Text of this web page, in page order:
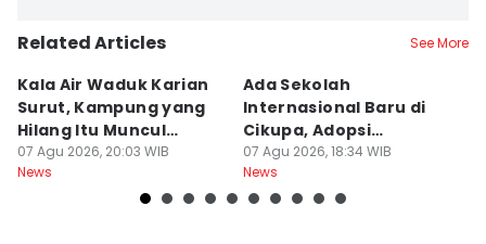
Related Articles See More
Kala Air Waduk Karian
Surut, Kampung yang
Hilang Itu Muncul
Kembali
07 Agu 2026, 20:03 WIB
News
Ada Sekolah
Internasional Baru di
Cikupa, Adopsi
Kurikulum Singapura
07 Agu 2026, 18:34 WIB
News